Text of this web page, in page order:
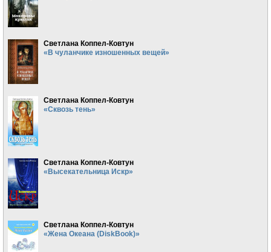
Светлана Коппел-Ковтун
«В чуланчике изношенных вещей»
Светлана Коппел-Ковтун
«Сквозь тень»
Светлана Коппел-Ковтун
«Высекательница Искр»
Светлана Коппел-Ковтун
«Жена Океана (DiskBook)»